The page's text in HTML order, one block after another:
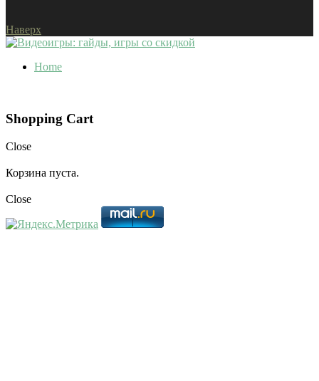
Наверх
Home
Shopping Cart
Close
Корзина пуста.
Close